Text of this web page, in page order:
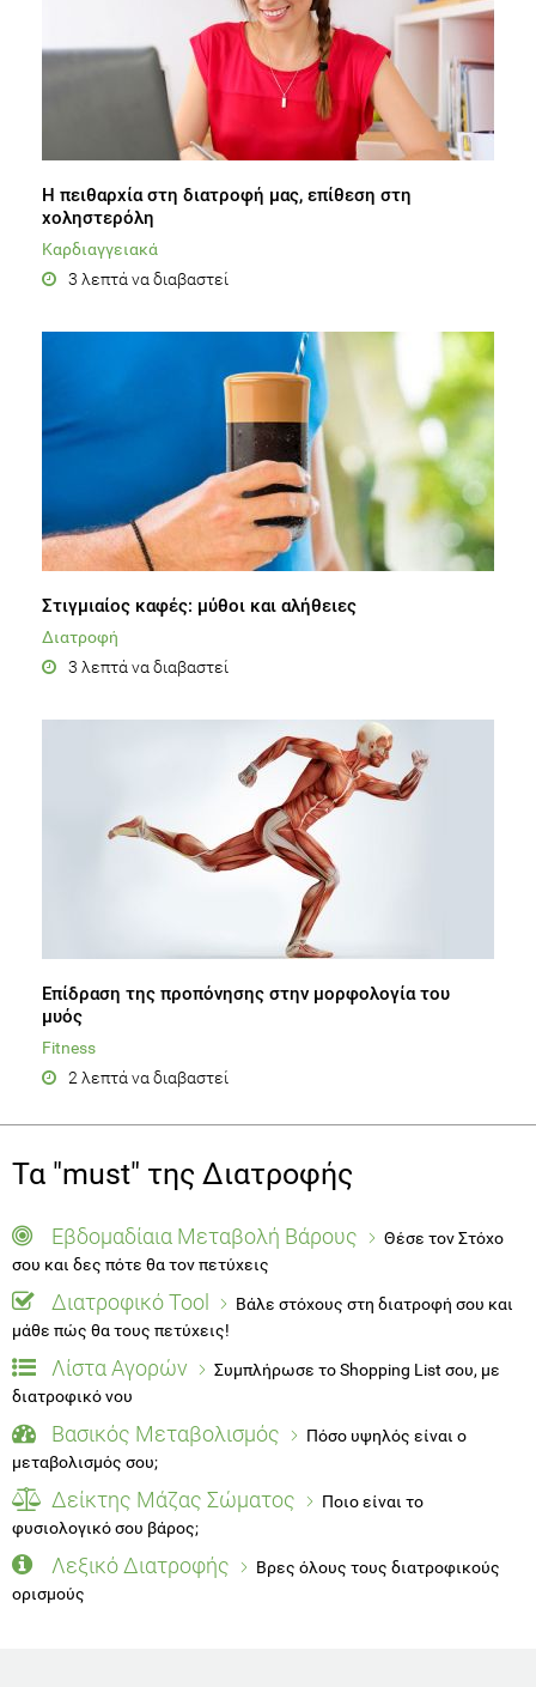
Η πειθαρχία στη διατροφή μας, επίθεση στη
χοληστερόλη
Καρδιαγγειακά
3 λεπτά να διαβαστεί
Στιγμιαίος καφές: μύθοι και αλήθειες
Διατροφή
3 λεπτά να διαβαστεί
Επίδραση της προπόνησης στην μορφολογία του
μυός
Fitness
2 λεπτά να διαβαστεί
Τα "must" της Διατροφής
Εβδομαδίαια Μεταβολή Βάρους
Θέσε τον Στόχο
σου και δες πότε θα τον πετύχεις
Διατροφικό Tool
Βάλε στόχους στη διατροφή σου και
μάθε πώς θα τους πετύχεις!
Λίστα Αγορών
Συμπλήρωσε το Shopping List σου, με
διατροφικό νου
Βασικός Μεταβολισμός
Πόσο υψηλός είναι ο
μεταβολισμός σου;
Δείκτης Μάζας Σώματος
Ποιο είναι το
φυσιολογικό σου βάρος;
Λεξικό Διατροφής
Βρες όλους τους διατροφικούς
ορισμούς